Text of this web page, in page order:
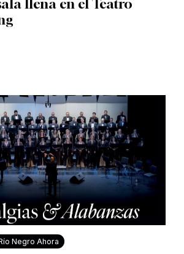
llena en el Teatro
Negro Ahora